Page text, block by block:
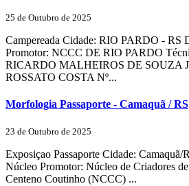
25 de Outubro de 2025
Campereada Cidade: RIO PARDO - RS
Promotor: NCCC DE RIO PARDO
RICARDO MALHEIROS DE SOUZA
ROSSATO COSTA Nº...
Morfologia Passaporte - Camaquã / RS
23 de Outubro de 2025
Exposiçao Passaporte Cidade: Camaquã/
Núcleo Promotor: Núcleo de Criadores
Centeno Coutinho (NCCC) ...